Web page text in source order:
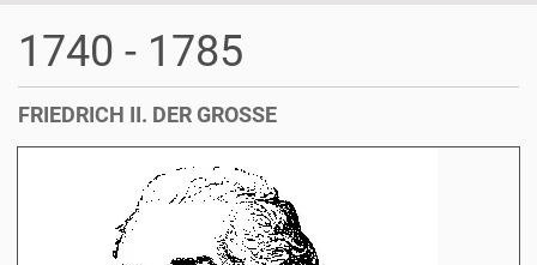
1740 - 1785
FRIEDRICH II. DER GROSSE